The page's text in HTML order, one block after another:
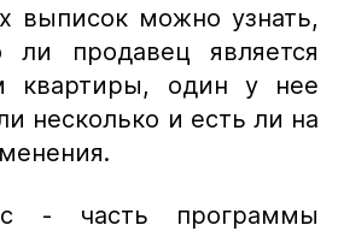
выписок можно узнать,
ли продавец является
квартиры, один у нее
несколько и есть ли на
- часть программы